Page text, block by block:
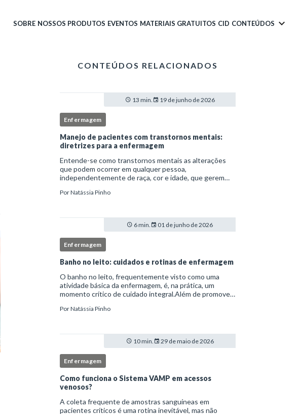
SOBRE NOSSOS PRODUTOS EVENTOS MATERIAIS GRATUITOS CID CONTEÚDOS
CONTEÚDOS RELACIONADOS
13 min. 19 de junho de 2026
Enfermagem
Manejo de pacientes com transtornos mentais:
diretrizes para a enfermagem
Entende-se como transtornos mentais as alterações
que podem ocorrer em qualquer pessoa,
independentemente de raça, cor e idade, que gerem
do indivíduo.Por isso, os transtornos psiquiátricos rep
PorNatássia Pinho
6 min. 01 de junho de 2026
Enfermagem
Banho no leito: cuidados e rotinas de enfermagem
O banho no leito, frequentemente visto como uma
atividade básica da enfermagem, é, na prática, um
momento crítico de cuidado integral.Além de promover
detalhada, prevenção de complicações e fortalec
PorNatássia Pinho
10 min. 29 de maio de 2026
Enfermagem
Como funciona o Sistema VAMP em acessos
venosos?
A coleta frequente de amostras sanguíneas em
pacientes críticos é uma rotina inevitável, mas não